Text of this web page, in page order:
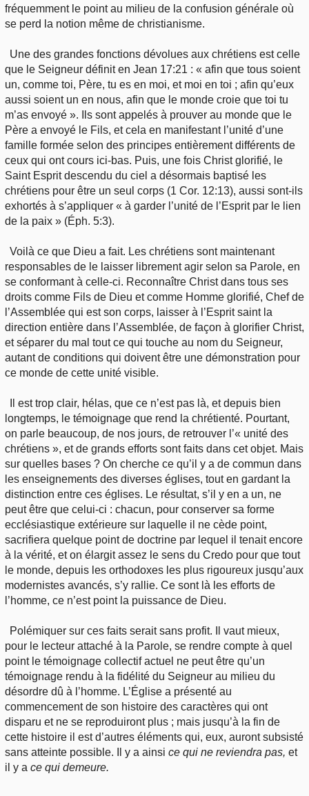
fréquemment le point au milieu de la confusion générale où
se perd la notion même de christianisme.
Une des grandes fonctions dévolues aux chrétiens est celle
que le Seigneur définit en Jean 17:21 : « afin que tous soient
un, comme toi, Père, tu es en moi, et moi en toi ; afin qu’eux
aussi soient un en nous, afin que le monde croie que toi tu
m’as envoyé ». Ils sont appelés à prouver au monde que le
Père a envoyé le Fils, et cela en manifestant l’unité d’une
famille formée selon des principes entièrement différents de
ceux qui ont cours ici-bas. Puis, une fois Christ glorifié, le
Saint Esprit descendu du ciel a désormais baptisé les
chrétiens pour être un seul corps (1 Cor. 12:13), aussi sont-ils
exhortés à s’appliquer « à garder l’unité de l’Esprit par le lien
de la paix » (Éph. 5:3).
Voilà ce que Dieu a fait. Les chrétiens sont maintenant
responsables de le laisser librement agir selon sa Parole, en
se conformant à celle-ci. Reconnaître Christ dans tous ses
droits comme Fils de Dieu et comme Homme glorifié, Chef de
l’Assemblée qui est son corps, laisser à l’Esprit saint la
direction entière dans l’Assemblée, de façon à glorifier Christ,
et séparer du mal tout ce qui touche au nom du Seigneur,
autant de conditions qui doivent être une démonstration pour
ce monde de cette unité visible.
Il est trop clair, hélas, que ce n’est pas là, et depuis bien
longtemps, le témoignage que rend la chrétienté. Pourtant,
on parle beaucoup, de nos jours, de retrouver l’« unité des
chrétiens », et de grands efforts sont faits dans cet objet. Mais
sur quelles bases ? On cherche ce qu’il y a de commun dans
les enseignements des diverses églises, tout en gardant la
distinction entre ces églises. Le résultat, s’il y en a un, ne
peut être que celui-ci : chacun, pour conserver sa forme
ecclésiastique extérieure sur laquelle il ne cède point,
sacrifiera quelque point de doctrine par lequel il tenait encore
à la vérité, et on élargit assez le sens du Credo pour que tout
le monde, depuis les orthodoxes les plus rigoureux jusqu’aux
modernistes avancés, s’y rallie. Ce sont là les efforts de
l’homme, ce n’est point la puissance de Dieu.
Polémiquer sur ces faits serait sans profit. Il vaut mieux,
pour le lecteur attaché à la Parole, se rendre compte à quel
point le témoignage collectif actuel ne peut être qu’un
témoignage rendu à la fidélité du Seigneur au milieu du
désordre dû à l’homme. L’Église a présenté au
commencement de son histoire des caractères qui ont
disparu et ne se reproduiront plus ; mais jusqu’à la fin de
cette histoire il est d’autres éléments qui, eux, auront subsisté
sans atteinte possible. Il y a ainsi ce qui ne reviendra pas, et
il y a ce qui demeure.